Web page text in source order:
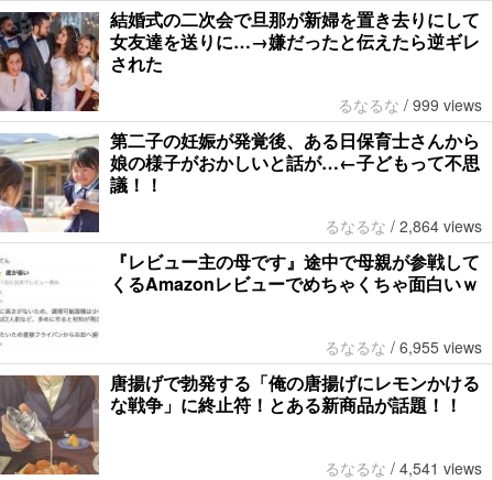
結婚式の二次会で旦那が新婦を置き去りにして
女友達を送りに…→嫌だったと伝えたら逆ギレ
された
るなるな / 999 views
第二子の妊娠が発覚後、ある日保育士さんから
娘の様子がおかしいと話が…←子どもって不思
議！！
るなるな / 2,864 views
『レビュー主の母です』途中で母親が参戦して
くるAmazonレビューでめちゃくちゃ面白いｗ
るなるな / 6,955 views
唐揚げで勃発する「俺の唐揚げにレモンかける
な戦争」に終止符！とある新商品が話題！！
るなるな / 4,541 views